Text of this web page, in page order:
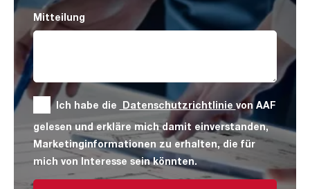
Mitteilung
Ich habe die Datenschutzrichtlinie von AAF
gelesen und erkläre mich damit einverstanden,
Marketinginformationen zu erhalten, die für
mich von Interesse sein könnten.